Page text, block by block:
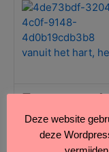
vanuit het hart,
Fons van
Deze website
deze